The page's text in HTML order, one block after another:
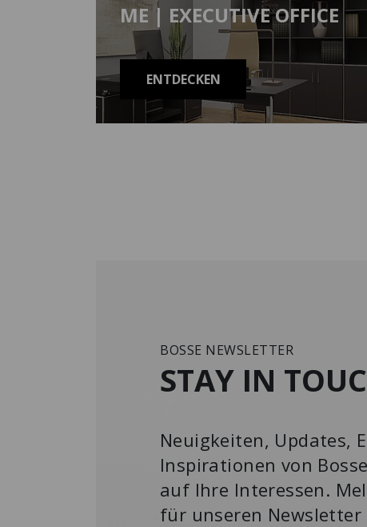
ME | EXECUTIVE OFFICE
ENTDECKEN
BOSSE NEWSLETTER
STAY IN
Neuigkeiten, Updates,
Inspirationen von
auf Ihre Interessen.
für unseren Newsletter